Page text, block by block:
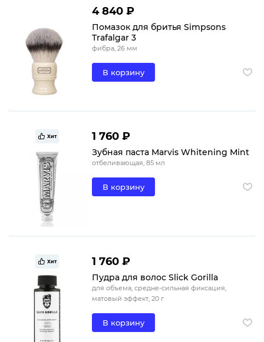
4 840 ₽
Помазок для бритья Simpsons
Trafalgar 3
фибра, 26 мм
В корзину
Хит 1 760 ₽
Зубная паста Marvis Whitening Mint
отбеливающая, 85 мл
В корзину
Хит 1 760 ₽
Пудра для волос Slick Gorilla
для объема, средне-сильная фиксация,
матовый эффект, 20 г
В корзину